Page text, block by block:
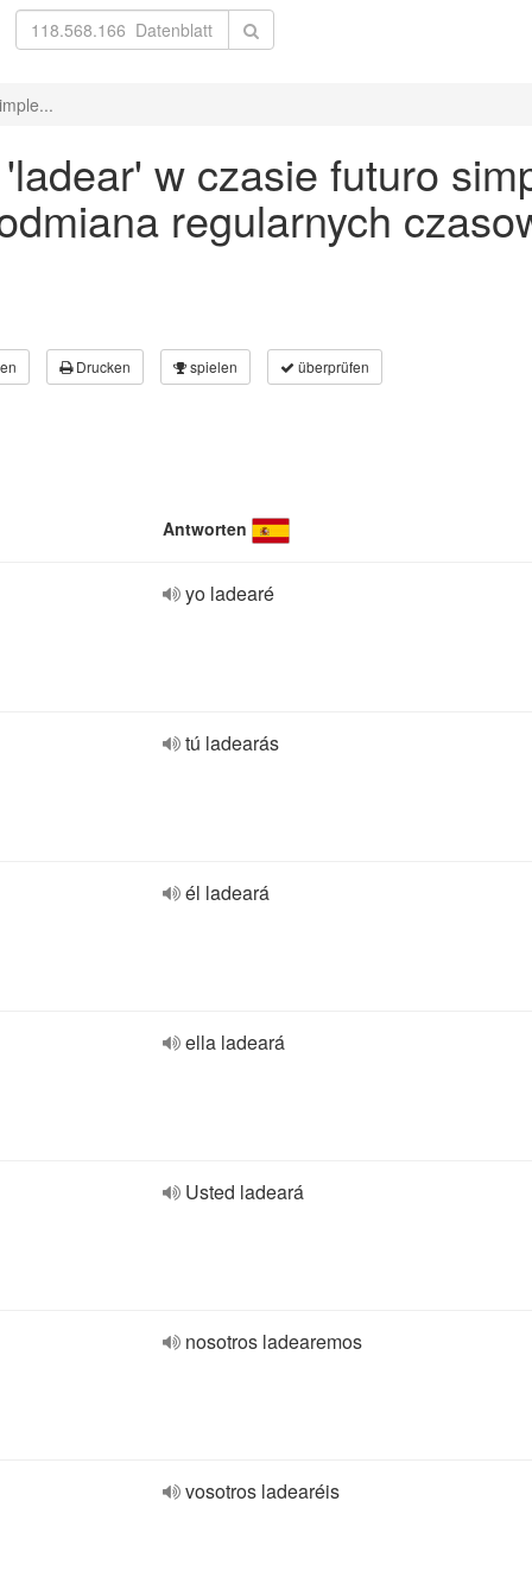
w czasie futuro
regularnych
Drucken spielen überprüfen
Antworten
yo ladearé
tú ladearás
él ladeará
ella ladeará
Usted ladeará
nosotros ladearemos
vosotros ladearéis